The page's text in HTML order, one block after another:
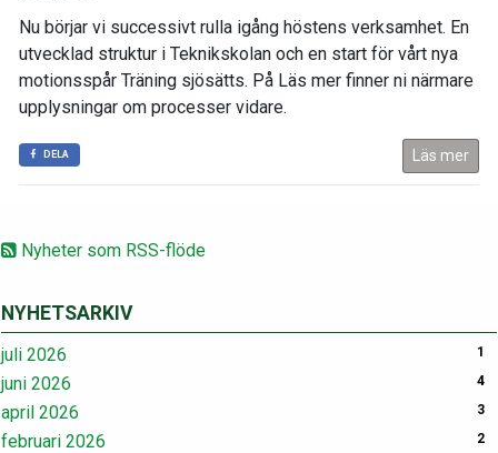
Nyheter som RSS-flöde
NYHETSARKIV
juli 2026 1
juni 2026 4
april 2026 3
februari 2026 2
Nu börjar vi successivt rulla igång höstens verksamhet. En
utvecklad struktur i Teknikskolan och en start för vårt nya
motionsspår Träning sjösätts. På Läs mer finner ni närmare
upplysningar om processer vidare.
DELA Läs mer